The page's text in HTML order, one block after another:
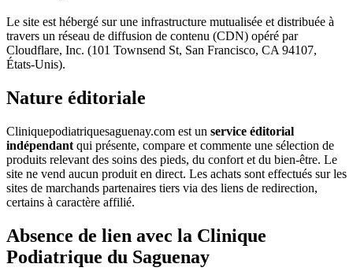
Le site est hébergé sur une infrastructure mutualisée et distribuée à
travers un réseau de diffusion de contenu (CDN) opéré par
Cloudflare, Inc. (101 Townsend St, San Francisco, CA 94107,
États-Unis).
Nature éditoriale
Cliniquepodiatriquesaguenay.com est un service éditorial
indépendant qui présente, compare et commente une sélection de
produits relevant des soins des pieds, du confort et du bien-être. Le
site ne vend aucun produit en direct. Les achats sont effectués sur les
sites de marchands partenaires tiers via des liens de redirection,
certains à caractère affilié.
Absence de lien avec la Clinique
Podiatrique du Saguenay